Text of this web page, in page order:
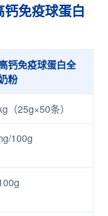
免疫球蛋白
钙免疫球蛋白全
粉
（25g×50条）
100g